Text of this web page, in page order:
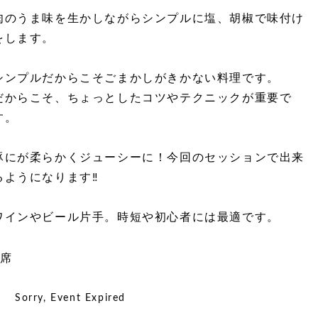
のうま味を生かしながらシンプルに塩、胡椒で味付け
します。
ンプルだからこそごまかしがきかない料理です。
からこそ、ちょっとしたコツやテクニックが重要で
。
にが柔らかくジューシーに！今回のセッションで出来
ようになります‼️
インやビール片手。時短や初心者には最適です。
Sorry, Event Expired